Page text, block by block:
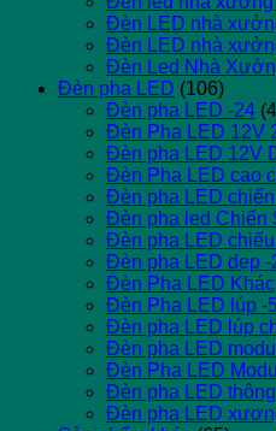
Đèn LED nhà
Đèn LED nhà
Đèn Led Nhà
Đèn pha LED (106)
Đèn pha LED -24
Đèn Pha LED 12V
Đèn pha LED 12V
Đèn Pha LED cao
Đèn pha LED
Đèn pha led Chiến
Đèn pha LED chiếu
Đèn pha LED dẹp -
Đèn Pha LED Khác
Đèn Pha LED lúp -
Đèn pha LED lúp
Đèn pha LED
Đèn Pha LED
Đèn pha LED
Đèn pha LED